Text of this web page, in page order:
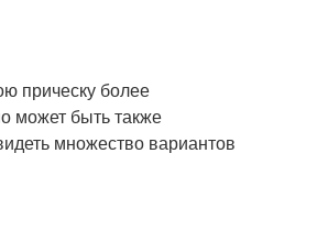
прическу более
может быть также
множество вариантов